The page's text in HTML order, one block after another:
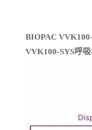
BIOPAC
VVK100-SYS呼